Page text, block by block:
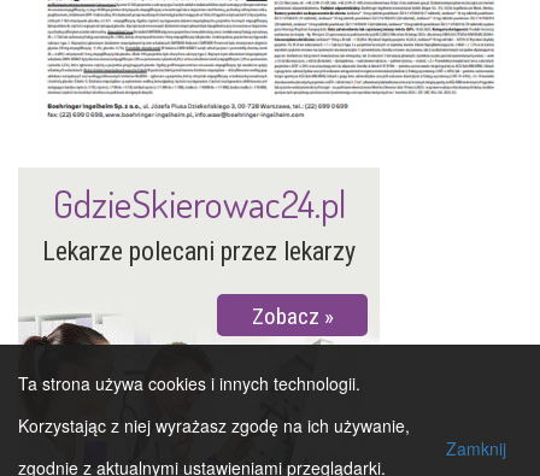
Lekarze polecani przez lekarzy
Zobacz
GdzieSkierowac24.pl
Ta strona używa cookies i innych technologii.
Korzystając z niej wyrażasz zgodę na ich używanie,
zgodnie z aktualnymi ustawieniami przeglądarki.
Zamknij